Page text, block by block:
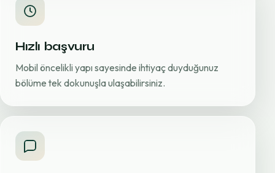
Hızlı başvuru
Mobil öncelikli yapı sayesinde ihtiyaç duyduğunuz
bölüme tek dokunuşla ulaşabilirsiniz.